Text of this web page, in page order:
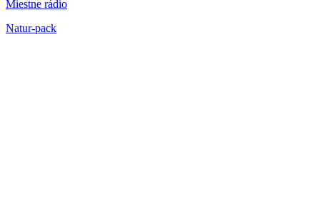
Miestne rádio
Natur-pack